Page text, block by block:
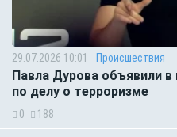
29.07.2026 10:01 Происшествия
Павла Дурова объявили
по делу о терроризме
0 188